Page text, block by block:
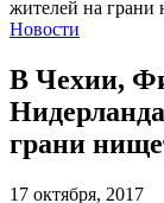
Новости
В Чехии,
грани
17 октября, 2017